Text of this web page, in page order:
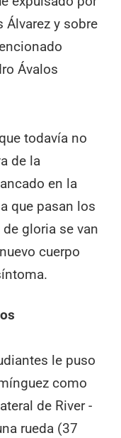
y sobre
Ávalos
todavía no
de la
en la
que pasan los
gloria se van
cuerpo
le puso
como
de River -
rueda (37